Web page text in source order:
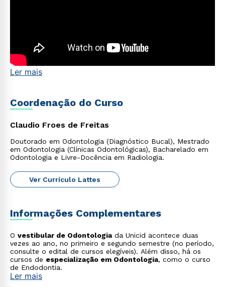
Ler mais
Coordenação do Curso
Claudio Froes de Freitas
Doutorado em Odontologia (Diagnóstico Bucal), Mestrado
em Odontologia (Clínicas Odontológicas), Bacharelado em
Odontologia e Livre-Docência em Radiologia.
Ver Currículo Lattes
Informações Complementares
O vestibular de Odontologiada Unicid acontece duas
vezes ao ano, no primeiro e segundo semestre (no período,
consulte o edital de cursos elegíveis). Além disso, há os
cursos de especialização em Odontologia, como o curso
de Endodontia.
Ler mais
Estou de acordo com a